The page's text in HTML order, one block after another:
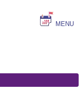
MENU